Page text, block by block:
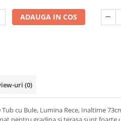
ADAUGA IN COS
uri (0)
Tub cu Bule, Lumina Rece, Inaltime